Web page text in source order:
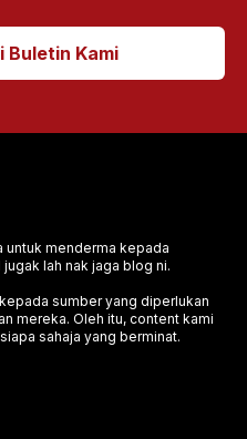
Buletin Kami
untuk menderma kepada
lah nak jaga blog ni.
sumber yang diperlukan
mereka. Oleh itu, content kami
sahaja yang berminat.